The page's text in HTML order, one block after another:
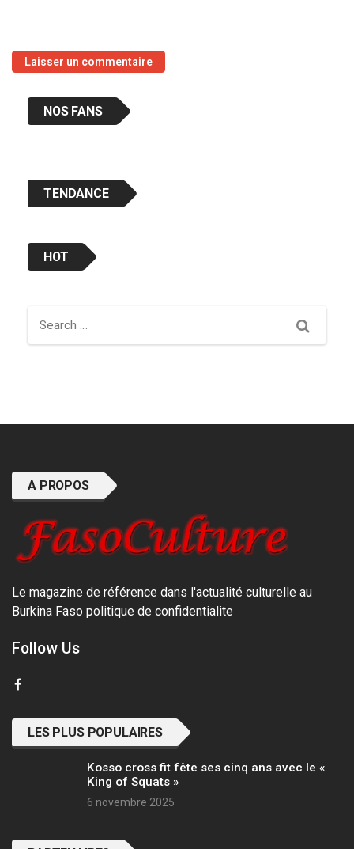
NOS FANS
TENDANCE
HOT
Search
A PROPOS
Le magazine de référence dans l'actualité culturelle au
Burkina Faso politique de confidentialite
Follow Us
LES PLUS POPULAIRES
Kosso cross fit fête ses cinq ans avec le «
King of Squats »
6 novembre 2025